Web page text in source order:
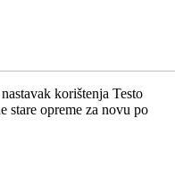
korištenja Testo
stare opreme za novu po